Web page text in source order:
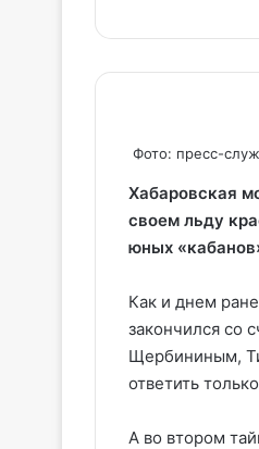
Фото: пресс-
Хабаровская
своем льду
юных
Как и днем
закончился со
Щербининым,
ответить
А во втором